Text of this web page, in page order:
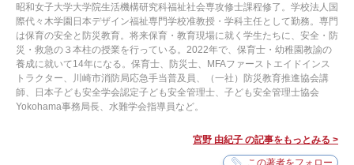
昭和女子大学大学院生活機構研究科福祉社会専攻修士課程修了。学校法人国
際代々木学園日本デザイン福祉専門学校准教授・学科主任として勤務。専門
は保育の安全と防災教育。将来保育・教育現場に就く学生たちに、安全・防
災・救急の３本柱の授業を行っている。2022年で、保育士・幼稚園教諭の
養成に就いて14年になる。保育士、防災士、MFAファーストエイドインス
トラクター、川崎市消防局応急手当普及員、（一社）防災教育推進協会講
師、日本子ども安全学会認定子ども安全管理士、子ども安全管理士協会
Yokohama事務局長、水難学会指導員など。
宮野 由紀子 の記事をもっとみる >